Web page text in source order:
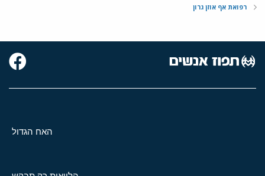
רפואת אף אוזן גרון
האח הגדול